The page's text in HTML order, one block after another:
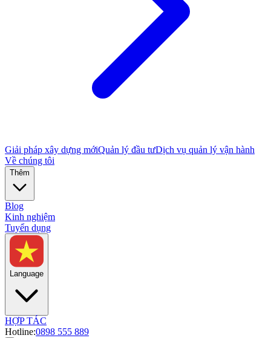
Giải pháp xây dựng mớiQuản lý đầu tưDịch vụ quản lý vận hành
Về chúng tôi
Thêm
Blog
Kinh nghiệm
Tuyển dụng
Language
HỢP TÁC
Hotline:0898 555 889